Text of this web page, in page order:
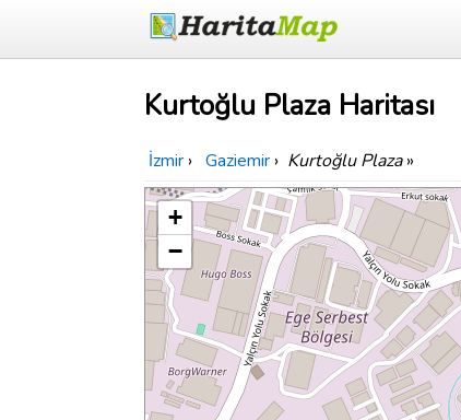
Kurtoğlu Plaza Haritası
İzmir › Gaziemir › Kurtoğlu Plaza»
+
−